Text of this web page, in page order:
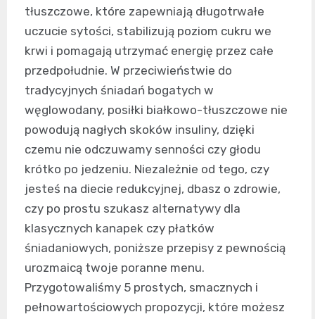
tłuszczowe, które zapewniają długotrwałe
uczucie sytości, stabilizują poziom cukru we
krwi i pomagają utrzymać energię przez całe
przedpołudnie. W przeciwieństwie do
tradycyjnych śniadań bogatych w
węglowodany, posiłki białkowo-tłuszczowe nie
powodują nagłych skoków insuliny, dzięki
czemu nie odczuwamy senności czy głodu
krótko po jedzeniu. Niezależnie od tego, czy
jesteś na diecie redukcyjnej, dbasz o zdrowie,
czy po prostu szukasz alternatywy dla
klasycznych kanapek czy płatków
śniadaniowych, poniższe przepisy z pewnością
urozmaicą twoje poranne menu.
Przygotowaliśmy 5 prostych, smacznych i
pełnowartościowych propozycji, które możesz